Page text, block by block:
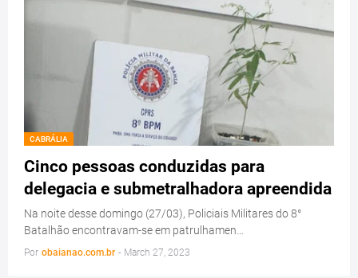
CABRÁLIA
Cinco pessoas conduzidas para
delegacia e submetralhadora apreendida
Na noite desse domingo (27/03), Policiais Militares do 8°
Batalhão encontravam-se em patrulhamen…
Por obaianao.com.br - March 27, 2023